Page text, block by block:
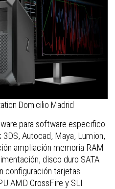
Domicilio Madrid
para software especifico
Autocad, Maya, Lumion,
ampliación memoria RAM
disco duro SATA
configuración tarjetas
AMD CrossFire y SLI